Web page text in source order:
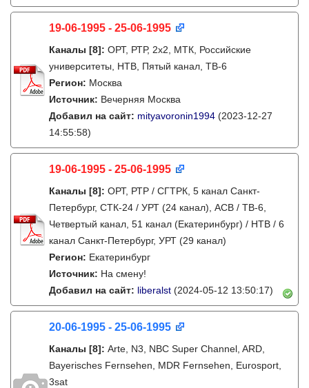
19-06-1995 - 25-06-1995
Каналы [8]: ОРТ, РТР, 2х2, МТК, Российские
университеты, НТВ, Пятый канал, ТВ-6
Регион: Москва
Источник: Вечерняя Москва
Добавил на сайт: mityavoronin1994 (2023-12-27
14:55:58)
19-06-1995 - 25-06-1995
Каналы [8]: ОРТ, РТР / СГТРК, 5 канал Санкт-
Петербург, СТК-24 / УРТ (24 канал), АСВ / ТВ-6,
Четвертый канал, 51 канал (Екатеринбург) / НТВ / 6
канал Санкт-Петербург, УРТ (29 канал)
Регион: Екатеринбург
Источник: На смену!
Добавил на сайт: liberalst (2024-05-12 13:50:17)
20-06-1995 - 25-06-1995
Каналы [8]: Arte, N3, NBC Super Channel, ARD,
Bayerisches Fernsehen, MDR Fernsehen, Eurosport,
3sat